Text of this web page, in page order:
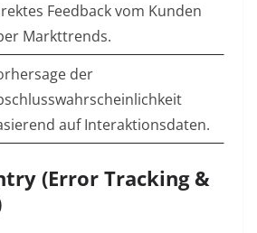
Feedback vom Kunden
Markttrends.
der
auf Interaktionsdaten.
(Error Tracking &